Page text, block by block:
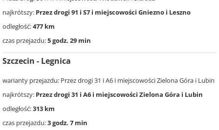
najkrótszy: Przez drogi 91 i S7 i miejscowości Gniezno i Leszno
odległość:477 km
czas przejazdu:5 godz. 29 min
Szczecin - Legnica
warianty przejazdu: Przez drogi 31 i A6 i miejscowości Zielona Góra i Lubin
najkrótszy: Przez drogi 31 i A6 i miejscowości Zielona Góra i Lubin
odległość:313 km
czas przejazdu:3 godz. 7 min